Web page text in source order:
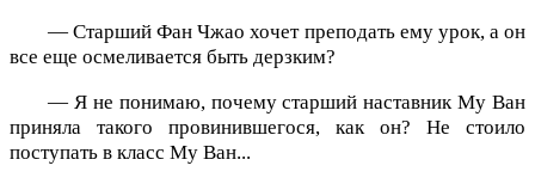
— Старший Фан Чжао хочет преподать ему урок, а он
все еще осмеливается быть дерзким?
— Я не понимаю, почему старший наставник Му Ван
приняла такого провинившегося, как он? Не стоило
поступать в класс Му Ван...